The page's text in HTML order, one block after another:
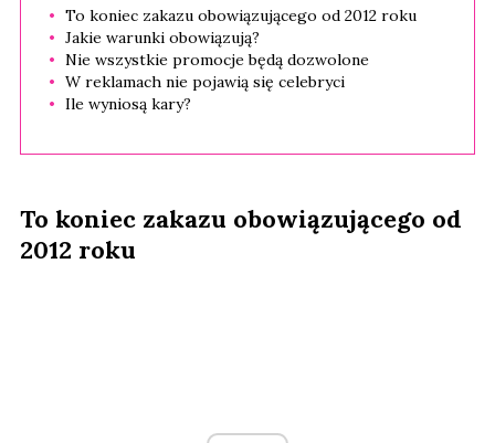
To koniec zakazu obowiązującego od 2012 roku
Jakie warunki obowiązują?
Nie wszystkie promocje będą dozwolone
W reklamach nie pojawią się celebryci
Ile wyniosą kary?
To koniec zakazu obowiązującego od
2012 roku